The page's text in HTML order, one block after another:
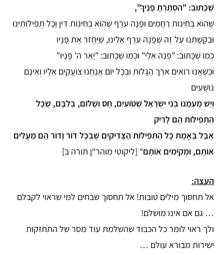
שֶׁכָּתוּב: "הִסְתַּרְתָּ פָנֶיךָ",
שֶׁהוּא בְּחִינוֹת רַחֲמִים וּפָנָה ערֶף שֶׁהוּא בְּחִינוֹת דִּין וְכָל תְּפִילּוֹתֵינוּ
וּבַקָּשָׁתֵנוּ עַל זֶה שֶׁפָּנָה ערֶף אֵלֵינוּ, שֶׁיַּחֲזר אֶת פָּנָיו
כְּמוֹ שֶׁכָּתוּב: "פְּנֵה אֵלַי" וּכְמוֹ שֶׁכָּתוּב: "יָאֵר ה' פָּנָיו"
וּכְשֶׁאָנוּ רוֹאִים ארֶךְ הַגָּלוּת וּבְכָל יוֹם אֲנַחְנוּ צוֹעֲקִים אֵלָיו וְאֵינָם
נוֹשָׁעִים
וְיֵשׁ מֵעַמֵּנוּ בְּנֵי יִשְׂרָאֵל שֶׁטּוֹעִים, חַס וְשָׁלוֹם, בְּלִבָּם, שֶׁכָּל
הַתְּפִילּוֹת הֵם לָרִיק
אֲבָל בֶּאֱמֶת כָּל הַתְּפִילּוֹת הַצַּדִּיקִים שֶׁבְּכָל דּוֹר וָדוֹר הֵם מַעֲלִים
אוֹתָם, וּמְקִימִים אוֹתָם“ [ליקוטי מוהר“ן תורה ב]
העצה:
אל תחסוך מילים טובות! אל תחסוך שבחים למי שראוי לקבלם
… גם אם אינו מושלם!
ולך ראוי לומר כל הכבוד שהשלמת עוד מסר של התחזקות
ישירות מבורא עולם …